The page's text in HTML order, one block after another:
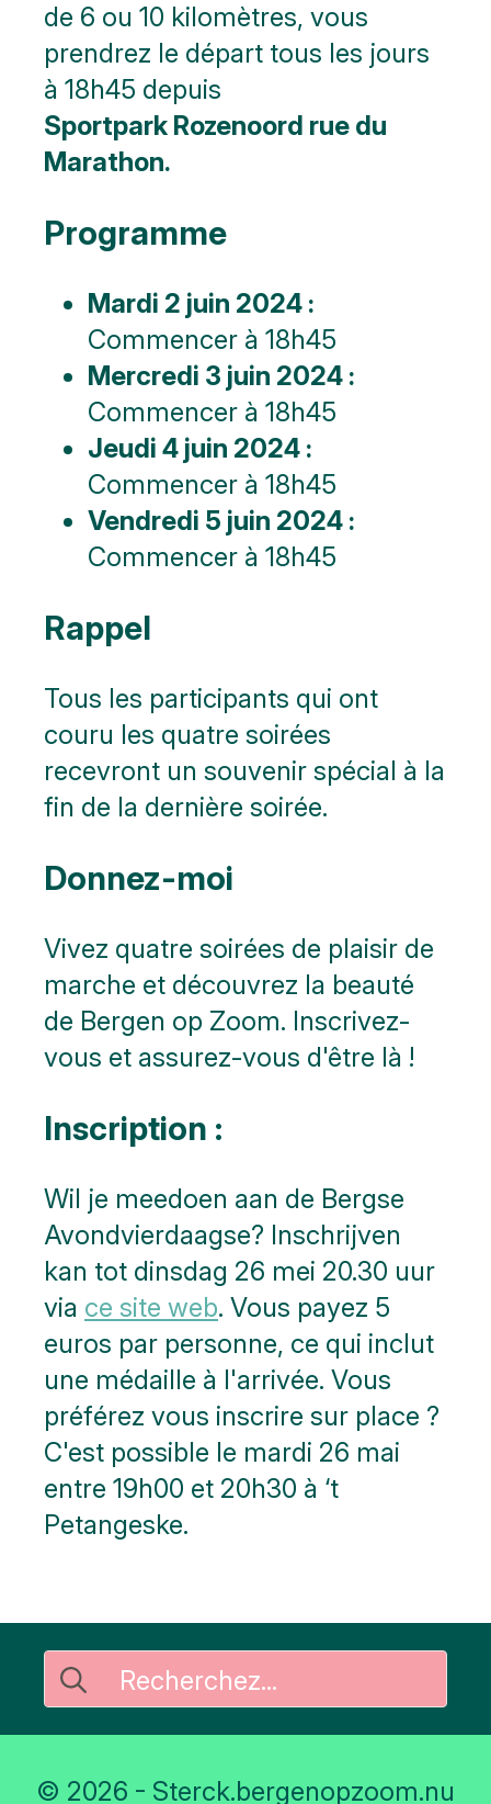
de 6 ou 10 kilomètres, vous
prendrez le départ tous les jours
à 18h45 depuis
Sportpark Rozenoord rue du
Marathon.
Programme
Mardi 2 juin 2024 :
Commencer à 18h45
Mercredi 3 juin 2024 :
Commencer à 18h45
Jeudi 4 juin 2024 :
Commencer à 18h45
Vendredi 5 juin 2024 :
Commencer à 18h45
Rappel
Tous les participants qui ont
couru les quatre soirées
recevront un souvenir spécial à la
fin de la dernière soirée.
Donnez-moi
Vivez quatre soirées de plaisir de
marche et découvrez la beauté
de Bergen op Zoom. Inscrivez-
vous et assurez-vous d'être là !
Inscription :
Wil je meedoen aan de Bergse
Avondvierdaagse? Inschrijven
kan tot dinsdag 26 mei 20.30 uur
via ce site web. Vous payez 5
euros par personne, ce qui inclut
une médaille à l'arrivée. Vous
préférez vous inscrire sur place ?
C'est possible le mardi 26 mai
entre 19h00 et 20h30 à ‘t
Petangeske.
Rechercher
:
© 2026 - Sterck.bergenopzoom.nu